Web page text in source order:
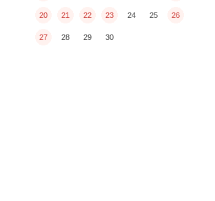
20 21 22 23 24 25 26
27 28 29 30